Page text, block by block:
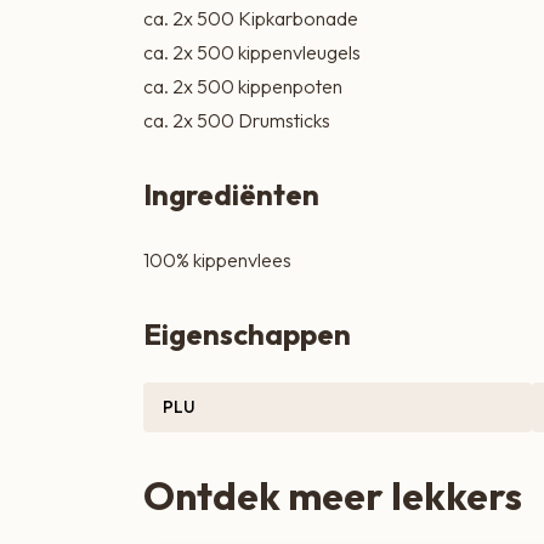
Zoete lekkernijen
ca. 2x 500 Kipkarbonade
ca. 2x 500 kippenvleugels
ca. 2x 500 kippenpoten
ca. 2x 500 Drumsticks
Ingrediënten
100% kippenvlees
Eigenschappen
PLU
Ontdek meer lekkers